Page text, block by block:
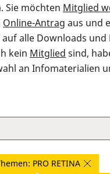
Sie möchten Mitglied
Online-Antrag aus und
alle Downloads und
kein Mitglied sind,
an Infomaterialien
PRO RETINA